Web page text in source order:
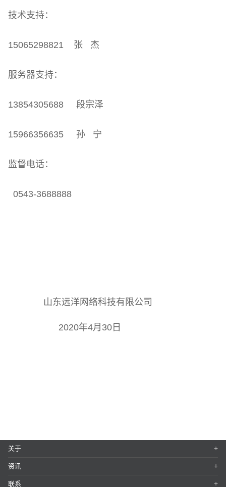
技术支持：
15065298821 张 杰
服务器支持：
13854305688 段宗泽
15966356635 孙 宁
监督电话：
0543-3688888
山东远洋网络科技有限公司
2020年4月30日
关于 +
资讯 +
联系 +